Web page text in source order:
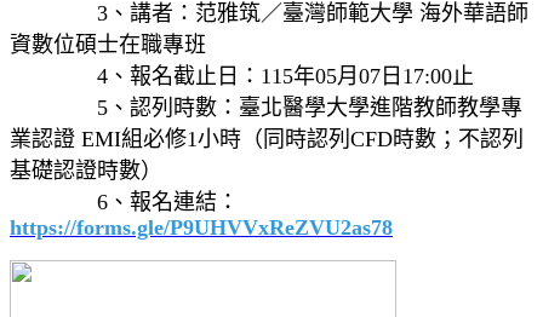
3、講者：范雅筑／臺灣師範大學 海外華語師
資數位碩士在職專班
4、報名截止日：115年05月07日17:00止
5、認列時數：臺北醫學大學進階教師教學專
業認證 EMI組必修1小時（同時認列CFD時數；不認列
基礎認證時數）
6、報名連結：
https://forms.gle/P9UHVVxReZVU2as78